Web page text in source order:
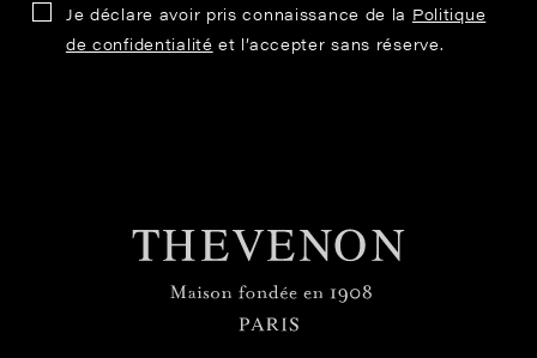
Je déclare avoir pris connaissance de la Politique
de confidentialité et l’accepter sans réserve.